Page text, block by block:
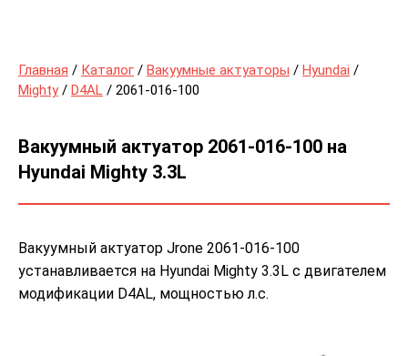
Главная / Каталог / Вакуумные актуаторы / Hyundai /
Mighty / D4AL / 2061-016-100
Вакуумный актуатор 2061-016-100 на
Hyundai Mighty 3.3L
Вакуумный актуатор Jrone 2061-016-100
устанавливается на Hyundai Mighty 3.3L с двигателем
модификации D4AL, мощностью л.с.